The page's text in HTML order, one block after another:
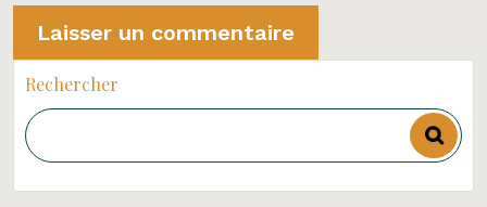
Rechercher